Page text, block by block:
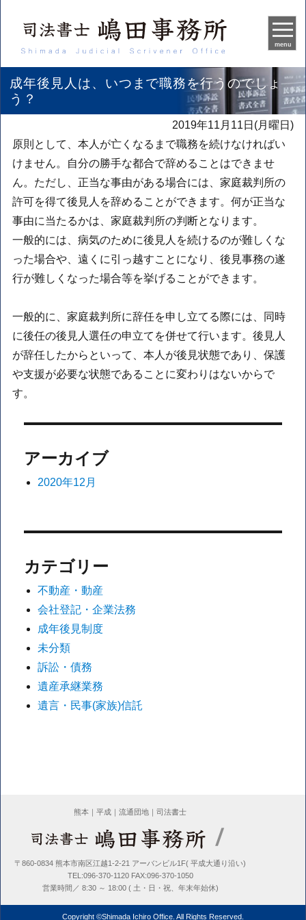
menu
成年後見人は、いつまで職務を行うのでしょ
う？
2019年11月11日(月曜日)
原則として、本人が亡くなるまで職務を続けなければい
けません。自分の勝手な都合で辞めることはできませ
ん。ただし、正当な事由がある場合には、家庭裁判所の
許可を得て後見人を辞めることができます。何が正当な
事由に当たるかは、家庭裁判所の判断となります。
一般的には、病気のために後見人を続けるのが難しくな
った場合や、遠くに引っ越すことになり、後見事務の遂
行が難しくなった場合等を挙げることができます。
一般的に、家庭裁判所に辞任を申し立てる際には、同時
に後任の後見人選任の申立てを併せて行います。後見人
が辞任したからといって、本人が後見状態であり、保護
や支援が必要な状態であることに変わりはないからで
す。
アーカイブ
2020年12月
カテゴリー
不動産・動産
会社登記・企業法務
成年後見制度
未分類
訴訟・債務
遺産承継業務
遺言・民事(家族)信託
熊本｜平成｜流通団地｜司法書士
〒860-0834 熊本市南区江越1-2-21 アーバンビル1F( 平成大通り沿い)
TEL:096-370-1120 FAX:096-370-1050
営業時間／ 8:30 ～ 18:00 ( 土・日・祝、年末年始休)
Copyright ©Shimada Ichiro Office. All Rights Reserved.